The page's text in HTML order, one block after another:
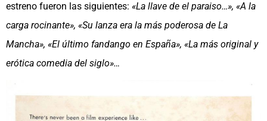
estreno fueron las siguientes: «La llave de el paraiso…», «A la
carga rocinante», «Su lanza era la más poderosa de La
Mancha», «El último fandango en España», «La más original y
erótica comedia del siglo»…